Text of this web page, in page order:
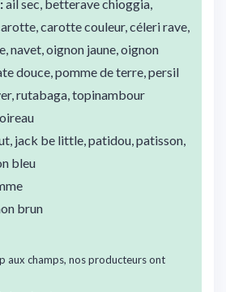
ail sec, betterave chioggia,
carotte couleur, céleri rave,
navet, oignon jaune, oignon
douce, pomme de terre, persil
rutabaga, topinambour
jack be little, patidou, patisson,
bleu
brun
aux champs, nos producteurs ont